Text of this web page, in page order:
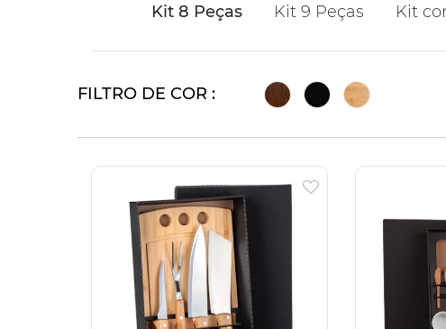
Kit 8 Peças
Kit 9 Peças Kit
FILTRO DE COR :